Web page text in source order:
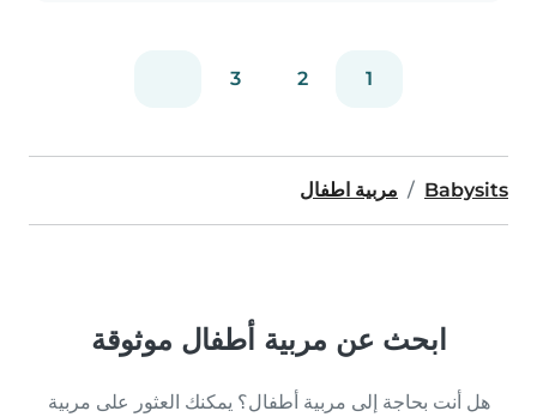
1
2
3
Babysits مربية اطفال
ابحث عن مربية أطفال موثوقة
هل أنت بحاجة إلى مربية أطفال؟ يمكنك العثور على مربية